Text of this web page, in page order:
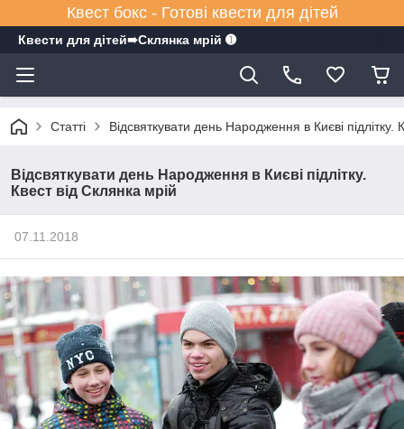
Квест бокс - Готові квести для дітей
Квести для дітей➠Склянка мрiй ➊
Статті Відсвяткувати день Народження в Києві підлітку.
Відсвяткувати день Народження в Києві підлітку.
Квест від Склянка мрій
07.11.2018